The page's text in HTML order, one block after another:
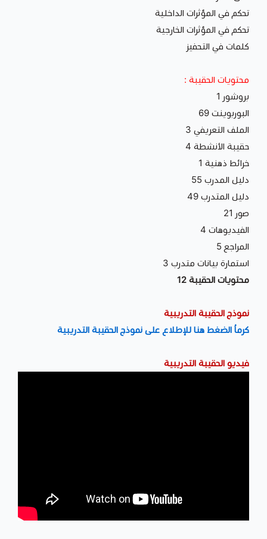
تحكم في المؤثرات الداخلية
تحكم في المؤثرات الخارجية
كلمات في التحفيز
محتويات الحقيبة :
بروشور 1
البوربوينت 69
الملف التعريفي 3
حقيبة الأنشطة 4
خرائط ذهنية 1
دليل المدرب 55
دليل المتدرب 49
صور 21
الفيديوهات 4
المراجع 5
استمارة بيانات متدرب 3
محتويات الحقيبة 12
نموذج الحقيبة التدريبية
كرماُ الضغط هنا للإطلاع على نموذج الحقيبة التدريبية
فيديو الحقيبة التدريبية